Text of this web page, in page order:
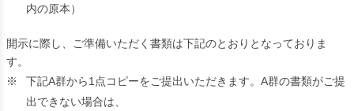
内の原本）
開示に際し、ご準備いただく書類は下記のとおりとなっておりま
す。
※
下記A群から1点コピーをご提出いただきます。A群の書類がご提
出できない場合は、